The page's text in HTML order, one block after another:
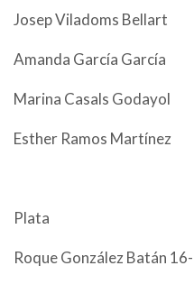
Josep Viladoms Bellart
Amanda García
Marina Casals
Esther Ramos
Plata
Roque González Batán